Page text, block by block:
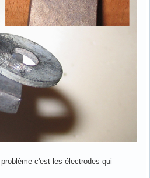
c'est les électrodes qui